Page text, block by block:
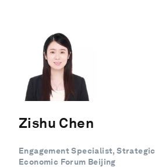
Zishu Chen
Engagement Specialist,
Economic Forum Beijing